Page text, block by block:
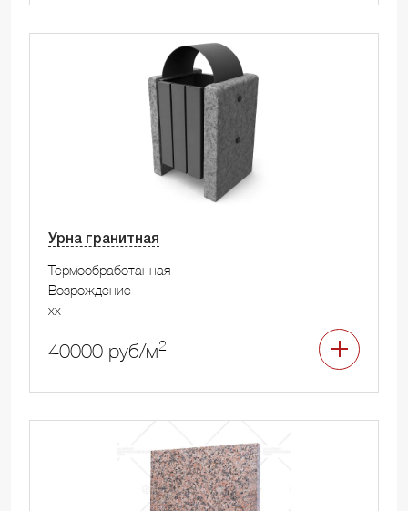
Урна гранитная
Термообработанная
Возрождение
xx
40000 руб/м2